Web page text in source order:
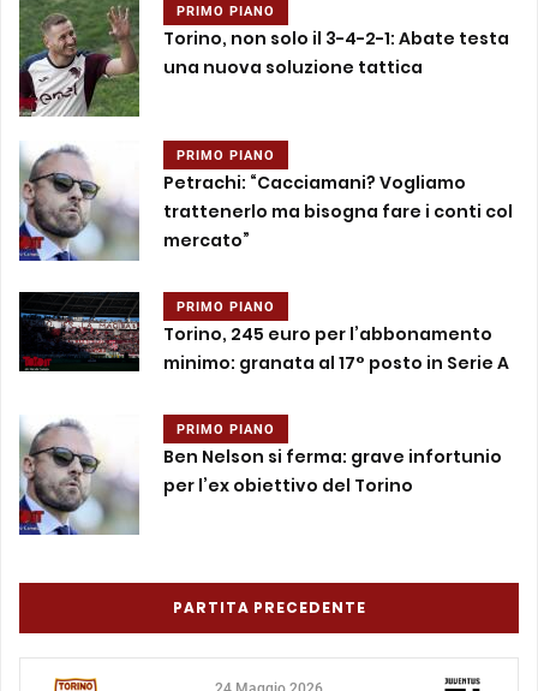
PRIMO PIANO
Torino, non solo il 3-4-2-1: Abate testa
una nuova soluzione tattica
PRIMO PIANO
Petrachi: “Cacciamani? Vogliamo
trattenerlo ma bisogna fare i conti col
mercato”
PRIMO PIANO
Torino, 245 euro per l’abbonamento
minimo: granata al 17° posto in Serie A
PRIMO PIANO
Ben Nelson si ferma: grave infortunio
per l’ex obiettivo del Torino
PARTITA PRECEDENTE